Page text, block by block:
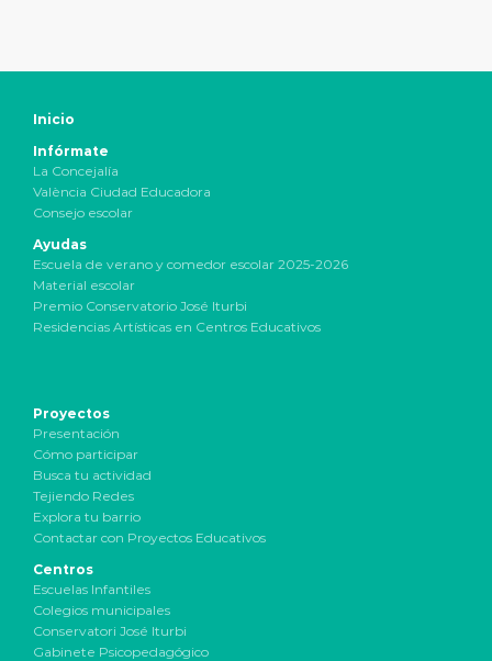
Inicio
Infórmate
La Concejalía
València Ciudad Educadora
Consejo escolar
Ayudas
Escuela de verano y comedor escolar 2025-2026
Material escolar
Premio Conservatorio José Iturbi
Residencias Artísticas en Centros Educativos
Proyectos
Presentación
Cómo participar
Busca tu actividad
Tejiendo Redes
Explora tu barrio
Contactar con Proyectos Educativos
Centros
Escuelas Infantiles
Colegios municipales
Conservatori José Iturbi
Gabinete Psicopedagógico